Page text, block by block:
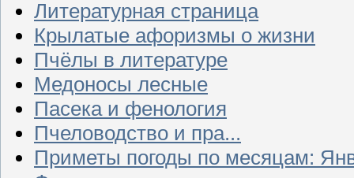
Литературная страница
Крылатые афоризмы о жизни
Пчёлы в литературе
Медоносы лесные
Пасека и фенология
Пчеловодство и пра...
Приметы погоды по месяцам: